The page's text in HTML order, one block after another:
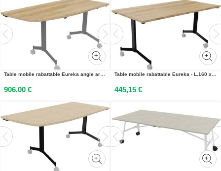
Table mobile rabattable Eureka angle arrondi à gauche - L.150 x P.70 cm - Plateau Chêne Nebraska - Pieds Aluminium
906,00 €
Table mobile rabattable Eureka - L.160 x P.80 cm - Plateau Chêne Nebraska - Pieds Noir
445,15 €